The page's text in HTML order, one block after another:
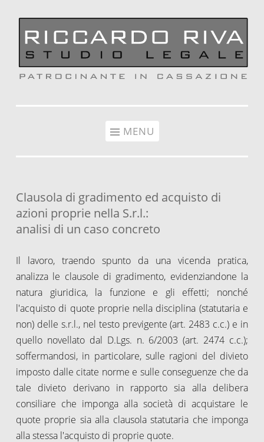
MENU
Clausola di gradimento ed acquisto di
azioni proprie nella S.r.l.:
analisi di un caso concreto
Il lavoro, traendo spunto da una vicenda pratica,
analizza le clausole di gradimento, evidenziandone la
natura giuridica, la funzione e gli effetti; nonché
l'acquisto di quote proprie nella disciplina (statutaria e
non) delle s.r.l., nel testo previgente (art. 2483 c.c.) e in
quello novellato dal D.Lgs. n. 6/2003 (art. 2474 c.c.);
soffermandosi, in particolare, sulle ragioni del divieto
imposto dalle citate norme e sulle conseguenze che da
tale divieto derivano in rapporto sia alla delibera
consiliare che imponga alla società di acquistare le
quote proprie sia alla clausola statutaria che imponga
alla stessa l'acquisto di proprie quote.